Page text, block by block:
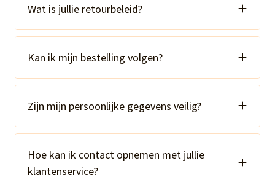
Wat is jullie retourbeleid?
Kan ik mijn bestelling volgen?
Zijn mijn persoonlijke gegevens veilig?
Hoe kan ik contact opnemen met jullie
klantenservice?